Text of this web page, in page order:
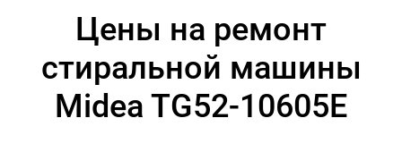
Цены на ремонт
стиральной машины
Midea TG52-10605E